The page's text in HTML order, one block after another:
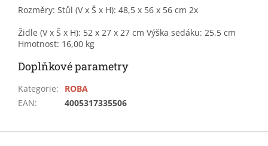
Rozměry: Stůl (V x Š x H): 48,5 x 56 x 56 cm 2x
Židle (V x Š x H): 52 x 27 x 27 cm Výška sedáku: 25,5 cm
Hmotnost: 16,00 kg
Doplňkové parametry
Kategorie:
ROBA
EAN: 4005317335506
Z